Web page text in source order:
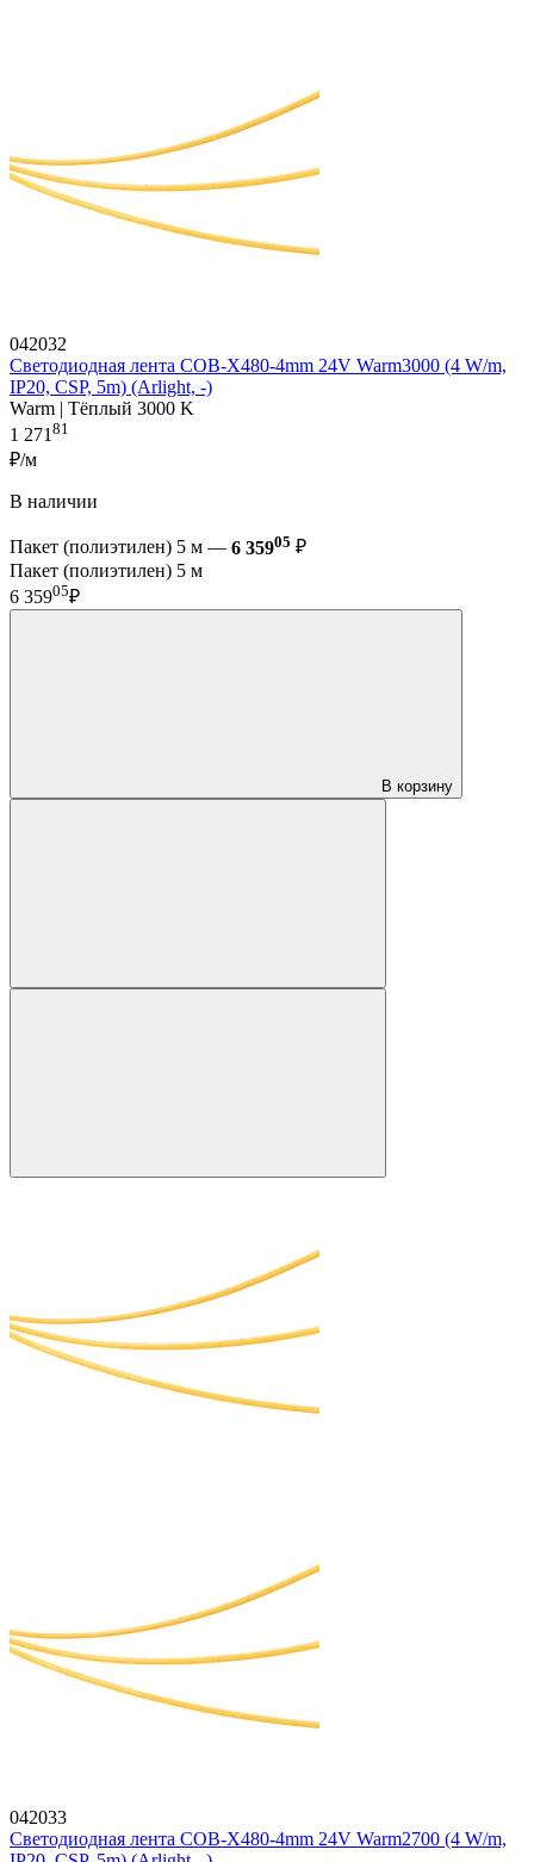
042032
Светодиодная лента COB-X480-4mm 24V Warm3000 (4 W/m,
IP20, CSP, 5m) (Arlight, -)
Warm | Тёплый 3000 K
1 271 81
₽/м
В наличии
Пакет (полиэтилен) 5 м — 6 35905 ₽
Пакет (полиэтилен) 5 м
6 35905₽
В корзину
042033
Светодиодная лента COB-X480-4mm 24V Warm2700 (4 W/m,